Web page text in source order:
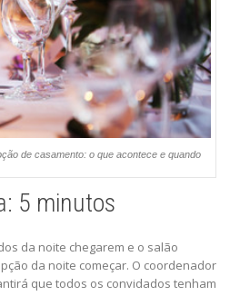
de casamento: o que acontece e quando
5 minutos
da noite chegarem e o salão
da noite começar. O coordenador
que todos os convidados tenham